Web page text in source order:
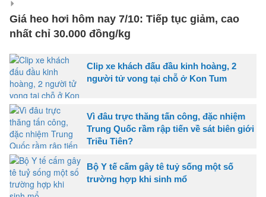
Giá heo hơi hôm nay 7/10: Tiếp tục giảm, cao
nhất chỉ 30.000 đồng/kg
Clip xe khách đấu đầu kinh hoàng, 2
người tử vong tại chỗ ở Kon Tum
Vì đâu trực thăng tấn công, đặc nhiệm
Trung Quốc rầm rập tiến về sát biên giới
Triều Tiên?
Bộ Y tế cấm gây tê tuỷ sống một số
trường hợp khi sinh mổ